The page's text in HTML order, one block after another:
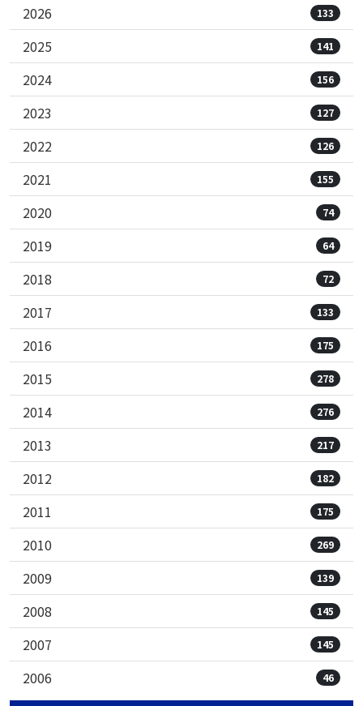
2026
133
2025 141
2024 156
2023 127
2022 126
2021 155
2020 74
2019 64
2018 72
2017 133
2016 175
2015 278
2014 276
2013 217
2012 182
2011 175
2010 269
2009 139
2008 145
2007 145
2006 46